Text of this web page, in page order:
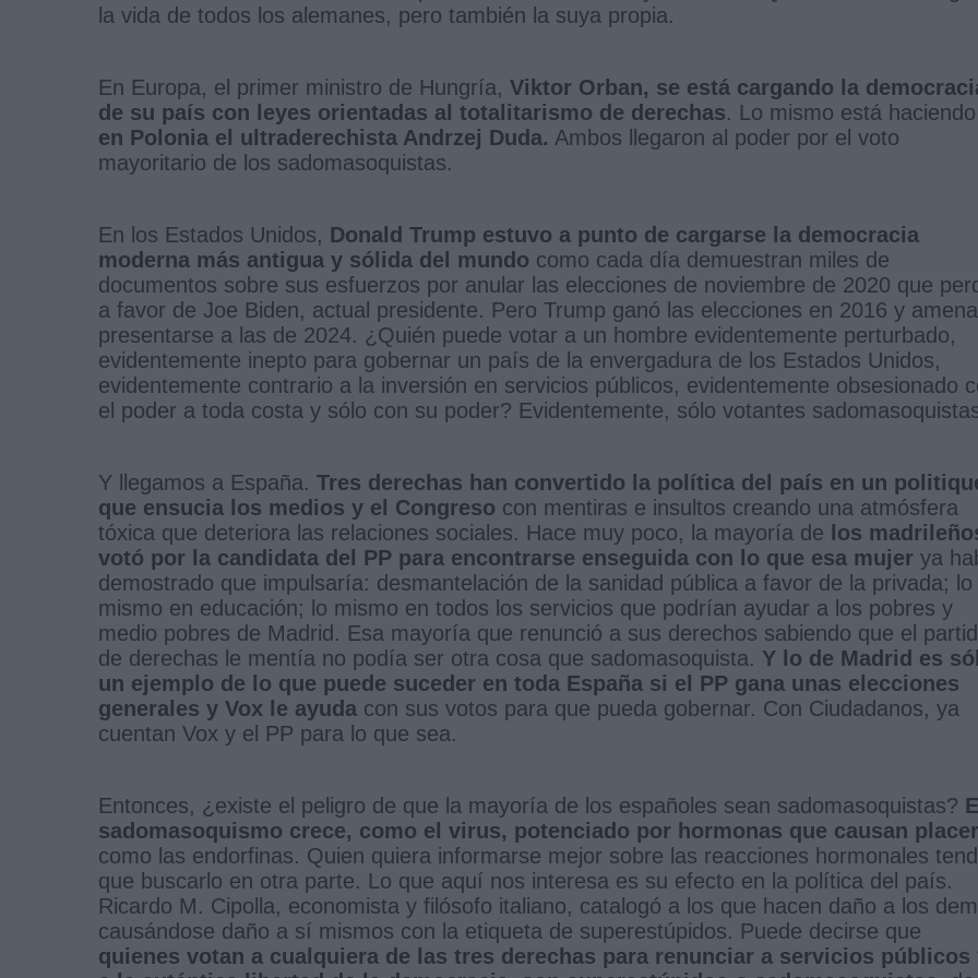
la vida de todos los alemanes, pero también la suya propia.
En Europa, el primer ministro de Hungría, Viktor Orban, se está cargando la
de su país con leyes orientadas al totalitarismo de derechas. Lo mismo está haciendo
en Polonia el ultraderechista Andrzej Duda. Ambos llegaron al poder por el voto
mayoritario de los sadomasoquistas.
En los Estados Unidos, Donald Trump estuvo a punto de cargarse la democracia
moderna más antigua y sólida del mundo como cada día demuestran miles de
documentos sobre sus esfuerzos por anular las elecciones de noviembre de 2020 que
a favor de Joe Biden, actual presidente. Pero Trump ganó las elecciones en 2016 y
presentarse a las de 2024. ¿Quién puede votar a un hombre evidentemente perturbado,
evidentemente inepto para gobernar un país de la envergadura de los Estados Unidos,
evidentemente contrario a la inversión en servicios públicos, evidentemente obsesionado
el poder a toda costa y sólo con su poder? Evidentemente, sólo votantes
Y llegamos a España. Tres derechas han convertido la política del país en un
que ensucia los medios y el Congreso con mentiras e insultos creando una atmósfera
tóxica que deteriora las relaciones sociales. Hace muy poco, la mayoría de los
votó por la candidata del PP para encontrarse enseguida con lo que esa mujer ya
demostrado que impulsaría: desmantelación de la sanidad pública a favor de la privada; lo
mismo en educación; lo mismo en todos los servicios que podrían ayudar a los pobres y
medio pobres de Madrid. Esa mayoría que renunció a sus derechos sabiendo que el
de derechas le mentía no podía ser otra cosa que sadomasoquista. Y lo de Madrid es
un ejemplo de lo que puede suceder en toda España si el PP gana unas elecciones
generales y Vox le ayuda con sus votos para que pueda gobernar. Con Ciudadanos, ya
cuentan Vox y el PP para lo que sea.
Entonces, ¿existe el peligro de que la mayoría de los españoles sean sadomasoquistas?
sadomasoquismo crece, como el virus, potenciado por hormonas que causan placer
como las endorfinas. Quien quiera informarse mejor sobre las reacciones hormonales
que buscarlo en otra parte. Lo que aquí nos interesa es su efecto en la política del país.
Ricardo M. Cipolla, economista y filósofo italiano, catalogó a los que hacen daño a los
causándose daño a sí mismos con la etiqueta de superestúpidos. Puede decirse que
quienes votan a cualquiera de las tres derechas para renunciar a servicios públicos